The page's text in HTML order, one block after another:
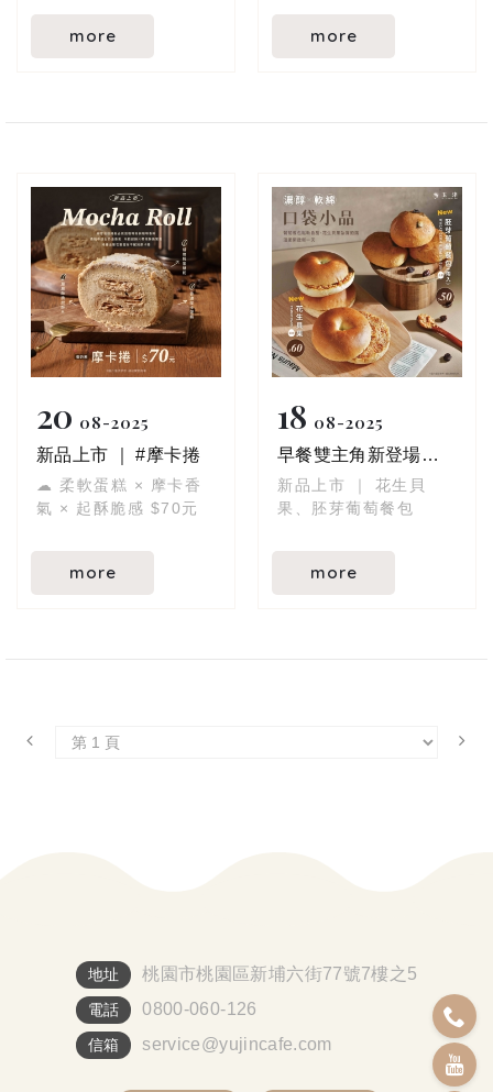
$85
more
業、桃園泰昌、桃園站
前、新屋中山
more
20 08 2025
新品上市 ｜ #摩卡捲
☁ 柔軟蛋糕 × 摩卡香
氣 × 起酥脆感 $70元
more
18 08 2025
早餐雙主角新登場．你是哪一派？.ᐟ
新品上市 ｜ 花生貝
果、胚芽葡萄餐包
more
地址 桃園市桃園區新埔六街77號7樓之5
電話 0800-060-126
信箱 service@yujincafe.com